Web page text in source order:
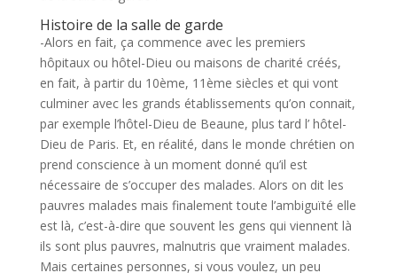
Histoire de la salle de garde
-Alors en fait, ça commence avec les premiers
hôpitaux ou hôtel-Dieu ou maisons de charité créés,
en fait, à partir du 10ème, 11ème siècles et qui vont
culminer avec les grands établissements qu’on connait,
par exemple l’hôtel-Dieu de Beaune, plus tard l’ hôtel-
Dieu de Paris. Et, en réalité, dans le monde chrétien on
prend conscience à un moment donné qu’il est
nécessaire de s’occuper des malades. Alors on dit les
pauvres malades mais finalement toute l’ambiguïté elle
est là, c’est-à-dire que souvent les gens qui viennent là
ils sont plus pauvres, malnutris que vraiment malades.
Mais certaines personnes, si vous voulez, un peu